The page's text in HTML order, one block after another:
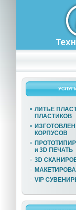
ЛИТЬЕ
ПЛАСТИКОВ
КОРПУСОВ
и 3D ПЕЧАТЬ
3D
VIP